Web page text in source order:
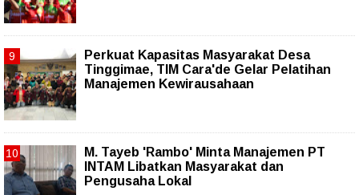
Perkuat Kapasitas Masyarakat Desa
Tinggimae, TIM Cara'de Gelar Pelatihan
Manajemen Kewirausahaan
M. Tayeb 'Rambo' Minta Manajemen PT
INTAM Libatkan Masyarakat dan
Pengusaha Lokal